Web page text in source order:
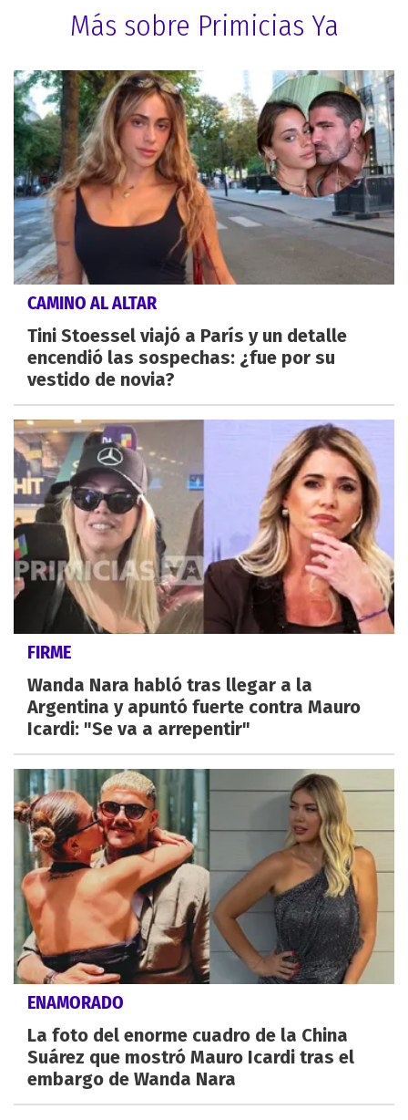
Más sobre Primicias Ya
CAMINO AL ALTAR
Tini Stoessel viajó a París y un detalle
encendió las sospechas: ¿fue por su
vestido de novia?
FIRME
Wanda Nara habló tras llegar a la
Argentina y apuntó fuerte contra Mauro
Icardi: "Se va a arrepentir"
ENAMORADO
La foto del enorme cuadro de la China
Suárez que mostró Mauro Icardi tras el
embargo de Wanda Nara